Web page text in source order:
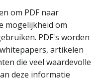
om PDF naar
mogelijkheid om
PDF's worden
artikelen
die veel waardevolle
deze informatie